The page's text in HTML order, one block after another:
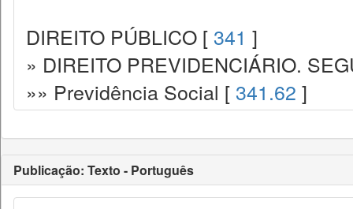
DIREITO PÚBLICO [ 341 ]
» DIREITO PREVIDENCIÁRIO.
»» Previdência Social [ 341.62 ]
Publicação: Texto - Português